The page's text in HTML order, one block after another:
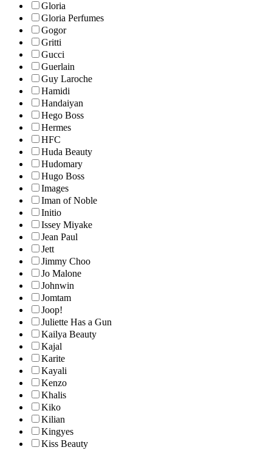
Gloria
Gloria Perfumes
Gogor
Gritti
Gucci
Guerlain
Guy Laroche
Hamidi
Handaiyan
Hego Boss
Hermes
HFC
Huda Beauty
Hudomary
Hugo Boss
Images
Iman of Noble
Initio
Issey Miyake
Jean Paul
Jett
Jimmy Choo
Jo Malone
Johnwin
Jomtam
Joop!
Juliette Has a Gun
Kailya Beauty
Kajal
Karite
Kayali
Kenzo
Khalis
Kiko
Kilian
Kingyes
Kiss Beauty